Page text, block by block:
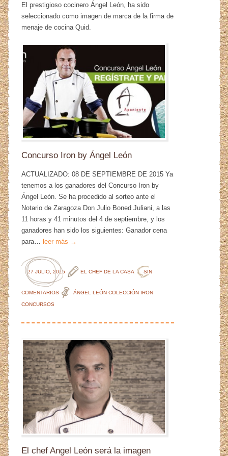
El prestigioso cocinero Ángel León, ha sido
seleccionado como imagen de marca de la firma de
menaje de cocina Quid.
Concurso Iron by Ángel León
ACTUALIZADO: 08 DE SEPTIEMBRE DE 2015 Ya
tenemos a los ganadores del Concurso Iron by
Ángel León. Se ha procedido al sorteo ante el
Notario de Zaragoza Don Julio Boned Juliani, a las
11 horas y 41 minutos del 4 de septiembre, y los
ganadores han sido los siguientes: Ganador cena
para…
leer más →
27 JULIO, 2015 EL CHEF DE LA CASA SIN
COMENTARIOS ÁNGEL LEÓN COLECCIÓN IRON
CONCURSOS
El chef Angel León será la imagen